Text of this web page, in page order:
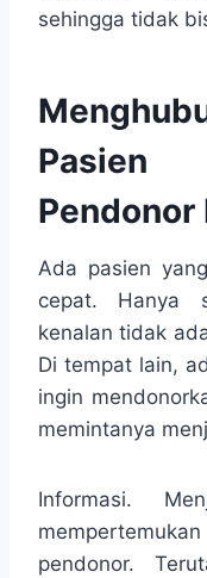
sehingga tidak
Pasien
Pendonor
Ada pasien
cepat. Hanya
kenalan tidak
Di tempat lain,
ingin
memintanya
Informasi.
pendonor.